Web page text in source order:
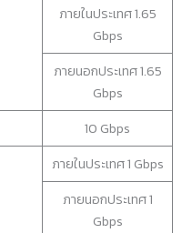
ภายในประเทศ 1.65
Gbps
ภายนอกประเทศ 1.65
Gbps
10 Gbps
ภายในประเทศ 1 Gbps
ภายนอกประเทศ 1
Gbps